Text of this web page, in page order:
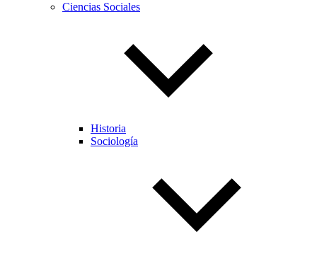
Ciencias Sociales
Historia
Sociología